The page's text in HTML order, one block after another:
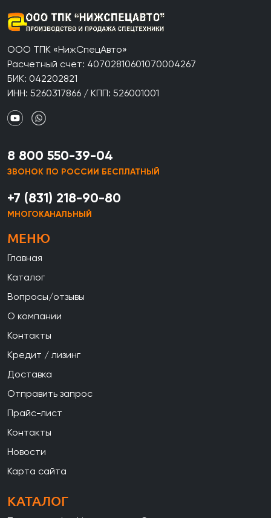
ООО ТПК «НижСпецАвто»
Расчетный счет: 40702810601070004267
БИК: 042202821
ИНН: 5260317866 / КПП: 526001001
8 800 550-39-04
ЗВОНОК ПО РОССИИ БЕСПЛАТНЫЙ
+7 (831) 218-90-80
МНОГОКАНАЛЬНЫЙ
МЕНЮ
Главная
Каталог
Вопросы/отзывы
О компании
Контакты
Кредит / лизинг
Доставка
Отправить запрос
Прайс-лист
Контакты
Новости
Карта сайта
КАТАЛОГ